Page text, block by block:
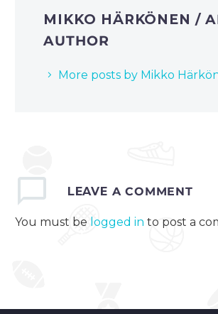
MIKKO HÄRKÖNEN/
AUTHOR
More posts by Mikko
LEAVE A COMMENT
You must be logged in to post a